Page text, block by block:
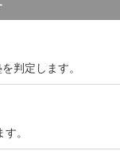
判定します。
。